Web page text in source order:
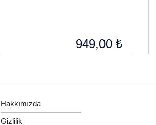
949,00 ₺
Hakkımızda
Gizlilik